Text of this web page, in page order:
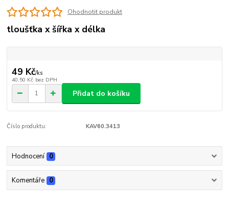
Ohodnotit produkt
tloušťka x šířka x délka
49 Kč/ks
40,50 Kč bez DPH
Přidat do košíku
Číslo produktu: KAV60.3413
Hodnocení 0
Komentáře 0